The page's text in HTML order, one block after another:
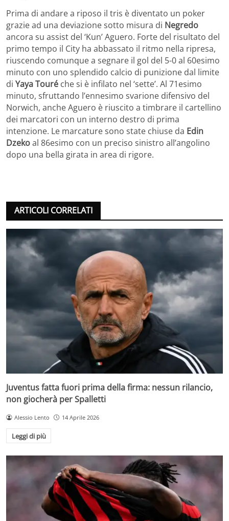
Prima di andare a riposo il tris è diventato un poker
grazie ad una deviazione sotto misura di Negredo
ancora su assist del ‘Kun’ Aguero. Forte del risultato del
primo tempo il City ha abbassato il ritmo nella ripresa,
riuscendo comunque a segnare il gol del 5-0 al 60esimo
minuto con uno splendido calcio di punizione dal limite
di Yaya Touré che si è infilato nel ‘sette’. Al 71esimo
minuto, sfruttando l’ennesimo svarione difensivo del
Norwich, anche Aguero è riuscito a timbrare il cartellino
dei marcatori con un interno destro di prima
intenzione. Le marcature sono state chiuse da Edin
Dzekoal 86esimo con un preciso sinistro all’angolino
dopo una bella girata in area di rigore.
ARTICOLI CORRELATI
Juventus fatta fuori prima della firma: nessun rilancio,
non giocherà per Spalletti
Alessio Lento 14 Aprile 2026
Leggi di più